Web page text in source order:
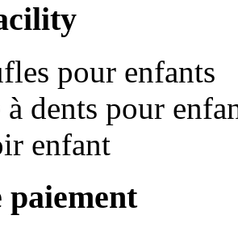
pour enfants
à dents pour
enfant
paiement